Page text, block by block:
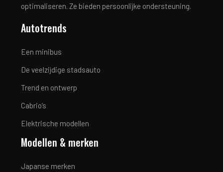
optimaliseren. Ze bieden persoonlijke ondersteuning.
Autotrends
Een minibus
De veelzijdige stadsauto
Trend en ontwerp
Cabrio’s
Elektrische modellen
Modellen & merken
Japanse merken